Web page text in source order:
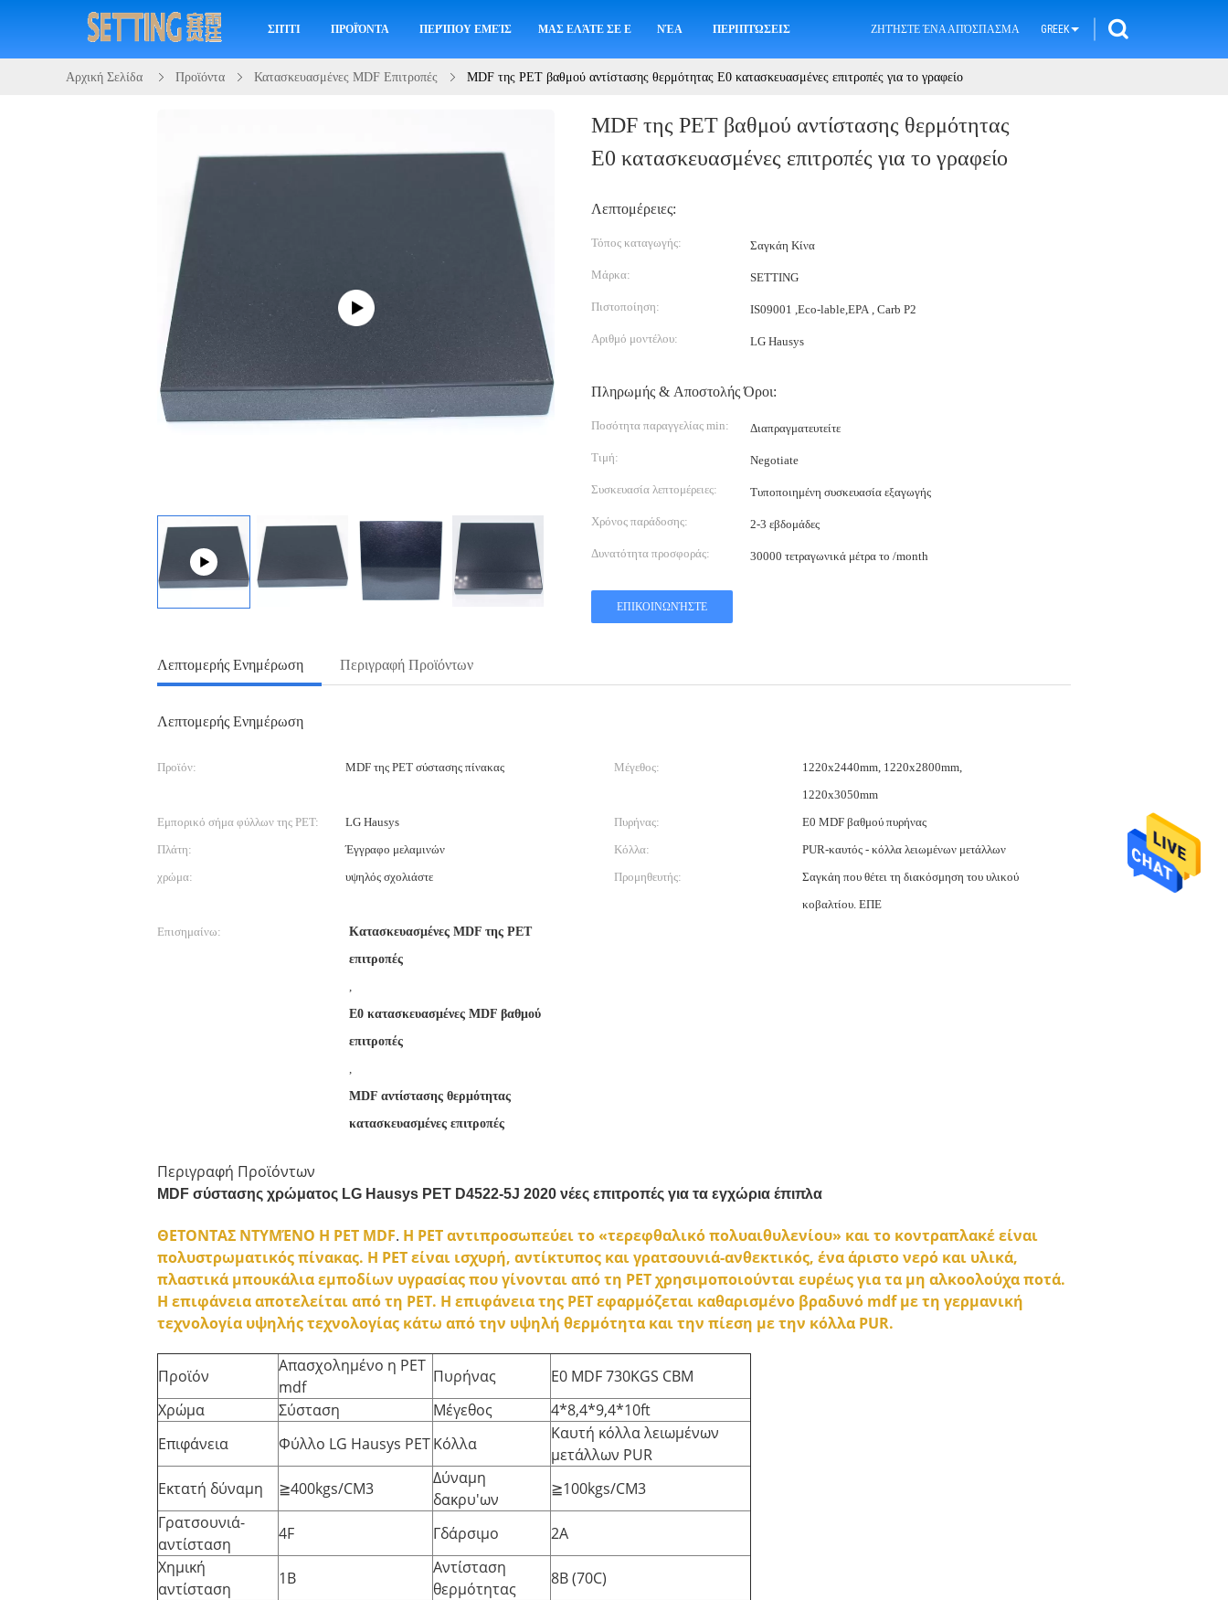
ΣΠΊΤΙ ΠΡΟΪΌΝΤΑ ΠΕΡΊΠΟΥ ΕΜΕΊΣ ΜΑΣ ΕΛΆΤΕ ΣΕ ΕΠΑΦΉ ΜΕ
ΝΈΑ ΠΕΡΙΠΤΏΣΕΙΣ ΖΗΤΉΣΤΕ ΈΝΑ ΑΠΌΣΠΑΣΜΑ GREEK
Αρχική Σελίδα Προϊόντα Κατασκευασμένες MDF Επιτροπές MDF της PET βαθμού αντίστασης θερμότητας E0 κατασκευασμένες επιτροπές για το γραφείο
MDF της PET βαθμού αντίστασης θερμότητας
E0 κατασκευασμένες επιτροπές για το γραφείο
Λεπτομέρειες:
Τόπος καταγωγής: Σαγκάη Κίνα
Μάρκα: SETTING
Πιστοποίηση: IS09001 ,Eco-lable,EPA , Carb P2
Αριθμό μοντέλου: LG Hausys
Πληρωμής & Αποστολής Όροι:
Ποσότητα παραγγελίας min: Διαπραγματευτείτε
Τιμή: Negotiate
Συσκευασία λεπτομέρειες: Τυποποιημένη συσκευασία εξαγωγής
Χρόνος παράδοσης: 2-3 εβδομάδες
Δυνατότητα προσφοράς: 30000 τετραγωνικά μέτρα το /month
ΕΠΙΚΟΙΝΩΝΉΣΤΕ
Λεπτομερής Ενημέρωση Περιγραφή Προϊόντων
Λεπτομερής Ενημέρωση
Προϊόν: MDF της PET σύστασης πίνακας Μέγεθος:
1220x2440mm, 1220x2800mm,
1220x3050mm
Εμπορικό σήμα φύλλων της PET:
LG Hausys Πυρήνας:
E0 MDF βαθμού πυρήνας
Πλάτη:
Έγγραφο μελαμινών Κόλλα:
PUR-καυτός - κόλλα λειωμένων μετάλλων
χρώμα:
υψηλός σχολιάστε Προμηθευτής:
Σαγκάη που θέτει τη διακόσμηση του υλικού
κοβαλτίου. ΕΠΕ
Επισημαίνω:
Κατασκευασμένες MDF της PET
επιτροπές
,
E0 κατασκευασμένες MDF βαθμού
επιτροπές
,
MDF αντίστασης θερμότητας
κατασκευασμένες επιτροπές
Περιγραφή Προϊόντων
MDF σύστασης χρώματος LG Hausys PET D4522-5J 2020 νέες επιτροπές για τα εγχώρια έπιπλα
ΘΕΤΟΝΤΑΣ ΝΤΥΜΈΝΟ Η PET MDF. Η PET αντιπροσωπεύει το «τερεφθαλικό πολυαιθυλενίου» και το κοντραπλακέ είναι
πολυστρωματικός πίνακας. Η PET είναι ισχυρή, αντίκτυπος και γρατσουνιά-ανθεκτικός, ένα άριστο νερό και υλικά,
πλαστικά μπουκάλια εμποδίων υγρασίας που γίνονται από τη PET χρησιμοποιούνται ευρέως για τα μη αλκοολούχα ποτά.
Η επιφάνεια αποτελείται από τη PET. Η επιφάνεια της PET εφαρμόζεται καθαρισμένο βραδυνό mdf με τη γερμανική
τεχνολογία υψηλής τεχνολογίας κάτω από την υψηλή θερμότητα και την πίεση με την κόλλα PUR.
Προϊόν
Απασχολημένο η PET
mdf
Πυρήνας
E0 MDF 730KGS CBM
Χρώμα
Σύσταση Μέγεθος
4*8,4*9,4*10ft
Επιφάνεια
Φύλλο LG Hausys PETΚόλλα
Καυτή κόλλα λειωμένων
μετάλλων PUR
Εκτατή δύναμη
≧400kgs/CM3
Δύναμη
δακρυ'ων
≧100kgs/CM3
Γρατσουνιά-
αντίσταση
4F Γδάρσιμο
2A
Χημική
αντίσταση
1B
Αντίσταση
θερμότητας
8B (70C)